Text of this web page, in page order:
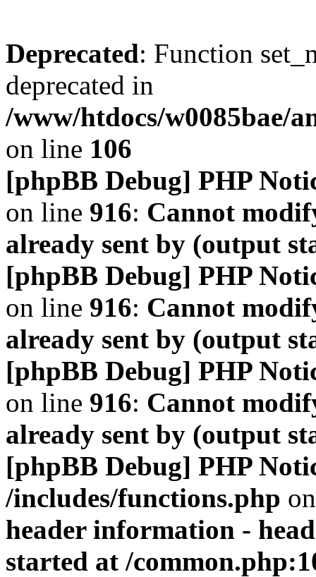
Deprecated: Function
deprecated in
/www/htdocs/w0085bae/
on line 106
[phpBB Debug] PHP
on line 916: Cannot
already sent by (output
[phpBB Debug] PHP
on line 916: Cannot
already sent by (output
[phpBB Debug] PHP
on line 916: Cannot
already sent by (output
[phpBB Debug] PHP
/includes/functions.php
header information -
started at /